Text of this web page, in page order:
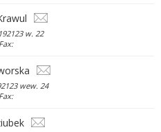
w. 22
Fax:
wew. 24
Fax: